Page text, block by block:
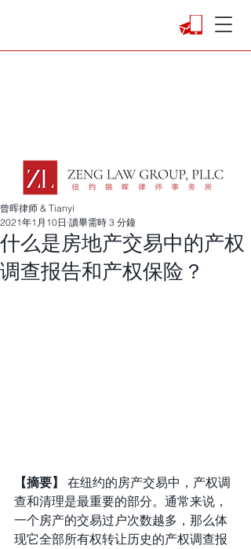
什么是房地产交易中的产权
调查报告和产权保险？
曾晖律师 & Tianyi
2021年1月10日 讀畢需時 3 分鐘
【摘要】 在纽约的房产交易中，产权调
查和清理是最重要的部分。通常来说，
一个房产的交易过户次数越多，那么体
现它全部所有权转让历史的产权调查报